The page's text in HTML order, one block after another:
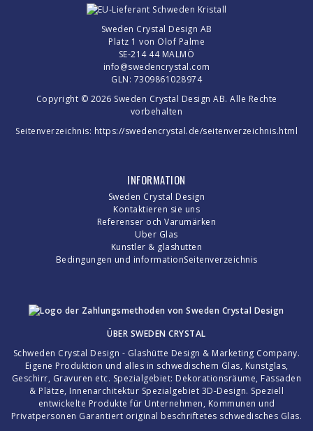
Sweden Crystal Design AB
Platz 1 von Olof Palme
SE-214 44 MALMÖ
info@swedencrystal.com
GLN: 7309861028974
Copyright © 2026 Sweden Crystal Design AB. Alle Rechte
vorbehalten
Seitenverzeichnis: https://swedencrystal.de/seitenverzeichnis.html
INFORMATION
Sweden Crystal Design
Kontaktieren sie uns
Referenser och Varumärken
Uber Glas
Kunstler & glashutten
Bedingungen und informationSeitenverzeichnis
ÜBER SWEDEN CRYSTAL
Schweden Crystal Design - Glashütte Design & Marketing Company.
Eigene Produktion und alles in schwedischem Glas, Kunstglas,
Geschirr, Gravuren etc. Spezialgebiet: Dekorationsräume, Fassaden
& Plätze, Innenarchitektur Spezialgebiet 3D-Design. Speziell
entwickelte Produkte für Unternehmen, Kommunen und
Privatpersonen Garantiert original beschriftetes schwedisches Glas.